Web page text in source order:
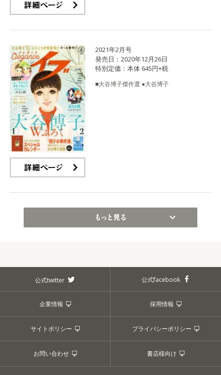
2021年2月号
発売日：2020年12月26日
特別定価：本体 645円+税
■大谷博子傑作選 ●大谷博子
公式twitter 公式facebook
企業情報 採用情報
サイトポリシー プライバシーポリシー
お問い合わせ 書店様向け